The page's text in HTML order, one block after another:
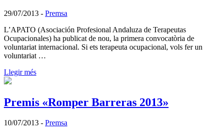
29/07/2013 - Premsa
L’APATO (Asociación Profesional Andaluza de Terapeutas
Ocupacionales) ha publicat de nou, la primera convocatòria de
voluntariat internacional. Si ets terapeuta ocupacional, vols fer un
voluntariat …
Llegir més
Premis «Romper Barreras 2013»
10/07/2013 - Premsa